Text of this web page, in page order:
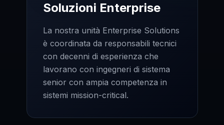
Soluzioni Enterprise
La nostra unità Enterprise Solutions
è coordinata da responsabili tecnici
con decenni di esperienza che
lavorano con ingegneri di sistema
senior con ampia competenza in
sistemi mission-critical.